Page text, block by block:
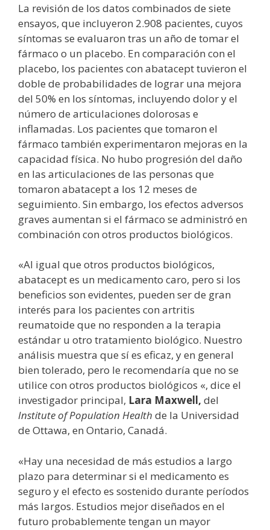
La revisión de los datos combinados de siete
ensayos, que incluyeron 2.908 pacientes, cuyos
síntomas se evaluaron tras un año de tomar el
fármaco o un placebo. En comparación con el
placebo, los pacientes con abatacept tuvieron el
doble de probabilidades de lograr una mejora
del 50% en los síntomas, incluyendo dolor y el
número de articulaciones dolorosas e
inflamadas. Los pacientes que tomaron el
fármaco también experimentaron mejoras en la
capacidad física. No hubo progresión del daño
en las articulaciones de las personas que
tomaron abatacept a los 12 meses de
seguimiento. Sin embargo, los efectos adversos
graves aumentan si el fármaco se administró en
combinación con otros productos biológicos.
«Al igual que otros productos biológicos,
abatacept es un medicamento caro, pero si los
beneficios son evidentes, pueden ser de gran
interés para los pacientes con artritis
reumatoide que no responden a la terapia
estándar u otro tratamiento biológico. Nuestro
análisis muestra que sí es eficaz, y en general
bien tolerado, pero le recomendaría que no se
utilice con otros productos biológicos «, dice el
investigador principal, Lara Maxwell, del
Institute of Population Health de la Universidad
de Ottawa, en Ontario, Canadá.
«Hay una necesidad de más estudios a largo
plazo para determinar si el medicamento es
seguro y el efecto es sostenido durante períodos
más largos. Estudios mejor diseñados en el
futuro probablemente tengan un mayor